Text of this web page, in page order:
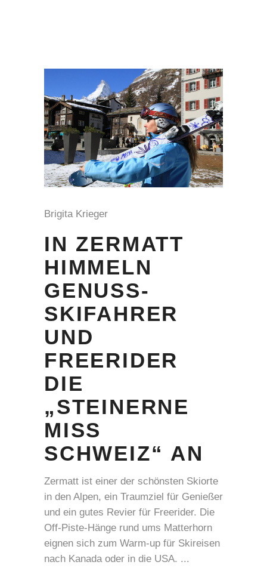
Brigita Krieger
IN ZERMATT
HIMMELN
GENUSS-
SKIFAHRER
UND
FREERIDER
DIE
„STEINERNE
MISS
SCHWEIZ“ AN
Zermatt ist einer der schönsten Skiorte
in den Alpen, ein Traumziel für Genießer
und ein gutes Revier für Freerider. Die
Off-Piste-Hänge rund ums Matterhorn
eignen sich zum Warm-up für Skireisen
nach Kanada oder in die USA.